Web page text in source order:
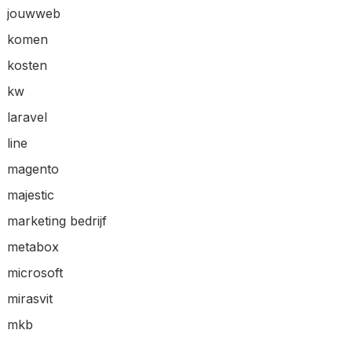
jouwweb
komen
kosten
kw
laravel
line
magento
majestic
marketing bedrijf
metabox
microsoft
mirasvit
mkb